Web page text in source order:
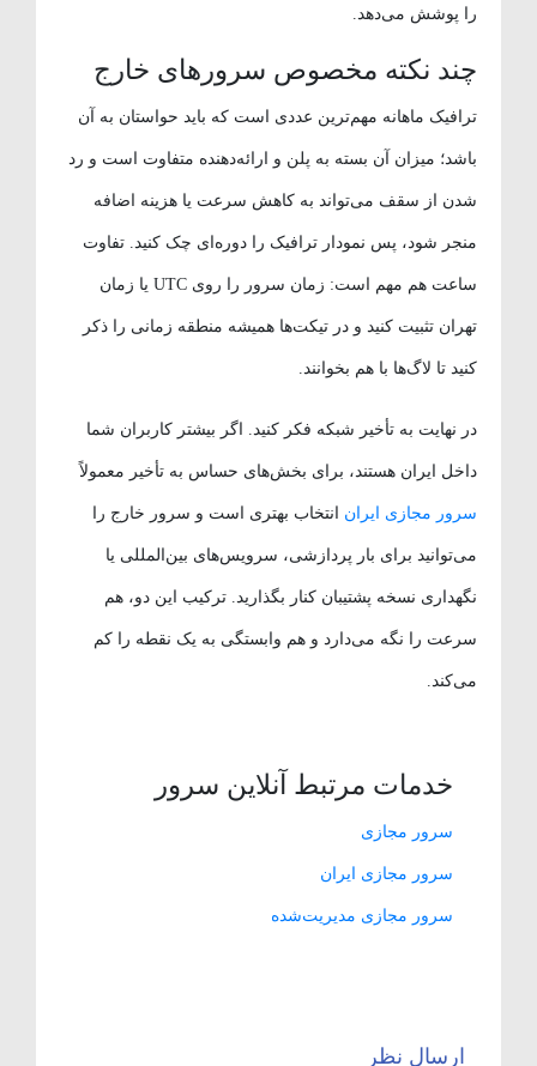
را پوشش می‌دهد.
چند نکته مخصوص سرورهای خارج
ترافیک ماهانه مهم‌ترین عددی است که باید حواستان به آن
باشد؛ میزان آن بسته به پلن و ارائه‌دهنده متفاوت است و رد
شدن از سقف می‌تواند به کاهش سرعت یا هزینه اضافه
منجر شود، پس نمودار ترافیک را دوره‌ای چک کنید. تفاوت
ساعت هم مهم است: زمان سرور را روی UTC یا زمان
تهران تثبیت کنید و در تیکت‌ها همیشه منطقه زمانی را ذکر
کنید تا لاگ‌ها با هم بخوانند.
در نهایت به تأخیر شبکه فکر کنید. اگر بیشتر کاربران شما
داخل ایران هستند، برای بخش‌های حساس به تأخیر معمولاً
سرور مجازی ایران انتخاب بهتری است و سرور خارج را
می‌توانید برای بار پردازشی، سرویس‌های بین‌المللی یا
نگهداری نسخه پشتیبان کنار بگذارید. ترکیب این دو، هم
سرعت را نگه می‌دارد و هم وابستگی به یک نقطه را کم
می‌کند.
خدمات مرتبط آنلاین سرور
سرور مجازی
سرور مجازی ایران
سرور مجازی مدیریت‌شده
ارسال نظر